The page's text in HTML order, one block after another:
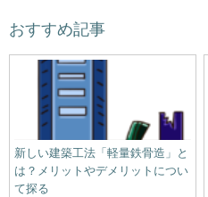
おすすめ記事
新しい建築工法「軽量鉄骨造」と
は？メリットやデメリットについ
て探る